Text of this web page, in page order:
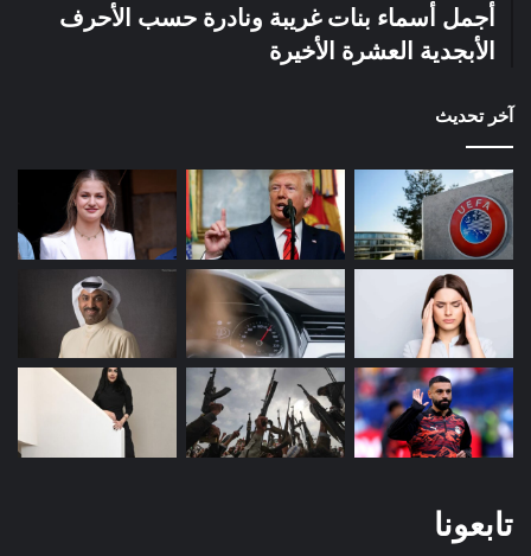
أجمل أسماء بنات غريبة ونادرة حسب الأحرف
الأبجدية العشرة الأخيرة
آخر تحديث
تابعونا